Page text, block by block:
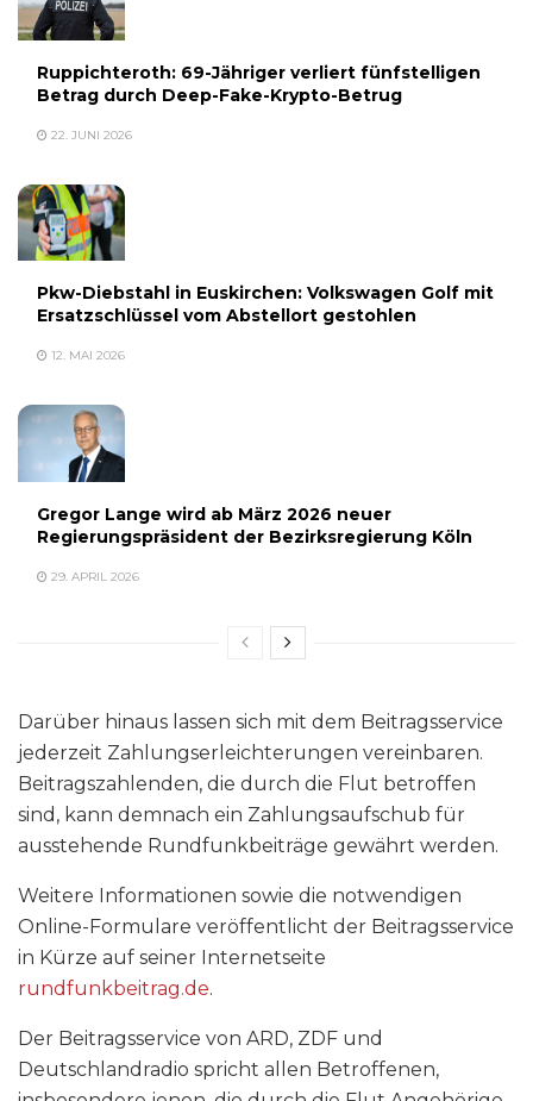
Ruppichteroth: 69-Jähriger verliert fünfstelligen
Betrag durch Deep-Fake-Krypto-Betrug
22. JUNI 2026
Pkw-Diebstahl in Euskirchen: Volkswagen Golf mit
Ersatzschlüssel vom Abstellort gestohlen
12. MAI 2026
Gregor Lange wird ab März 2026 neuer
Regierungspräsident der Bezirksregierung Köln
29. APRIL 2026
Darüber hinaus lassen sich mit dem Beitragsservice
jederzeit Zahlungserleichterungen vereinbaren.
Beitragszahlenden, die durch die Flut betroffen
sind, kann demnach ein Zahlungsaufschub für
ausstehende Rundfunkbeiträge gewährt werden.
Weitere Informationen sowie die notwendigen
Online-Formulare veröffentlicht der Beitragsservice
in Kürze auf seiner Internetseite
rundfunkbeitrag.de.
Der Beitragsservice von ARD, ZDF und
Deutschlandradio spricht allen Betroffenen,